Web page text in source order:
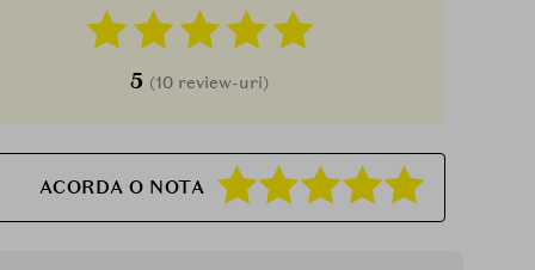
5 (10 review-uri)
ACORDA O NOTA